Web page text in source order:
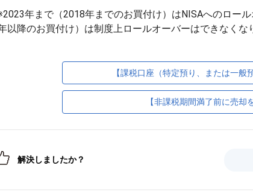
年まで（2018年までのお買付け）はNISAへのロー
以降のお買付け）は制度上ロールオーバーはできなくな
【課税口座（特定預り、または一般
【非課税期間満了前に売却
解決しましたか？